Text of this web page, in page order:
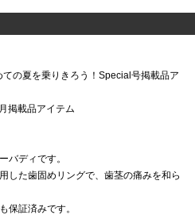
の夏を乗りきろう！Special号掲載品ア
掲載品アイテム
バディです。
した歯固めリングで、歯茎の痛みを和ら
保証済みです。